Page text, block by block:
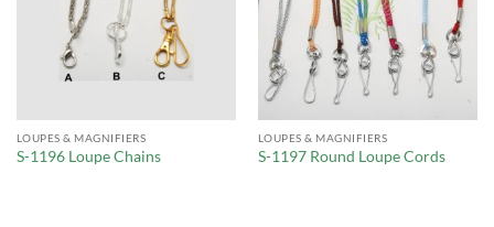
LOUPES & MAGNIFIERS
S-1196 Loupe Chains
LOUPES & MAGNIFIERS
S-1197 Round Loupe Cords